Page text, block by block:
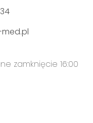
zamknięcie 16:00